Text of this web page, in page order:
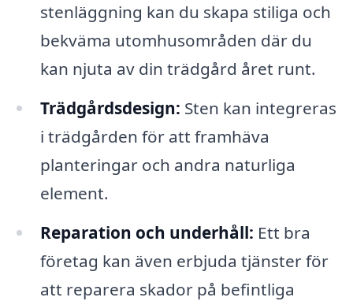
stenläggning kan du skapa stiliga och
bekväma utomhusområden där du
kan njuta av din trädgård året runt.
Trädgårdsdesign: Sten kan integreras
i trädgården för att framhäva
planteringar och andra naturliga
element.
Reparation och underhåll: Ett bra
företag kan även erbjuda tjänster för
att reparera skador på befintliga